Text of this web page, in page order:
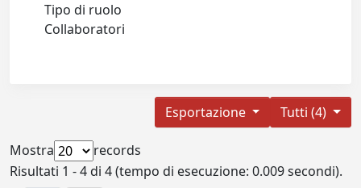
Tipo di ruolo
Collaboratori
Tutti (4)
Esportazione
Mostra
records
Risultati 1 - 4 di 4 (tempo di esecuzione: 0.009 secondi).